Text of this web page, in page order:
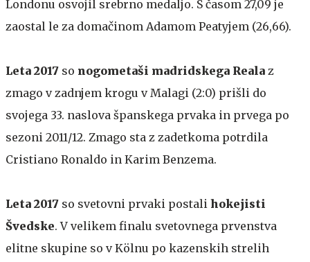
Londonu osvojil srebrno medaljo. S časom 27,09 je
zaostal le za domačinom Adamom Peatyjem (26,66).
Leta 2017 so nogometaši madridskega Reala z
zmago v zadnjem krogu v Malagi (2:0) prišli do
svojega 33. naslova španskega prvaka in prvega po
sezoni 2011/12. Zmago sta z zadetkoma potrdila
Cristiano Ronaldo in Karim Benzema.
Leta 2017 so svetovni prvaki postali hokejisti
Švedske. V velikem finalu svetovnega prvenstva
elitne skupine so v Kölnu po kazenskih strelih